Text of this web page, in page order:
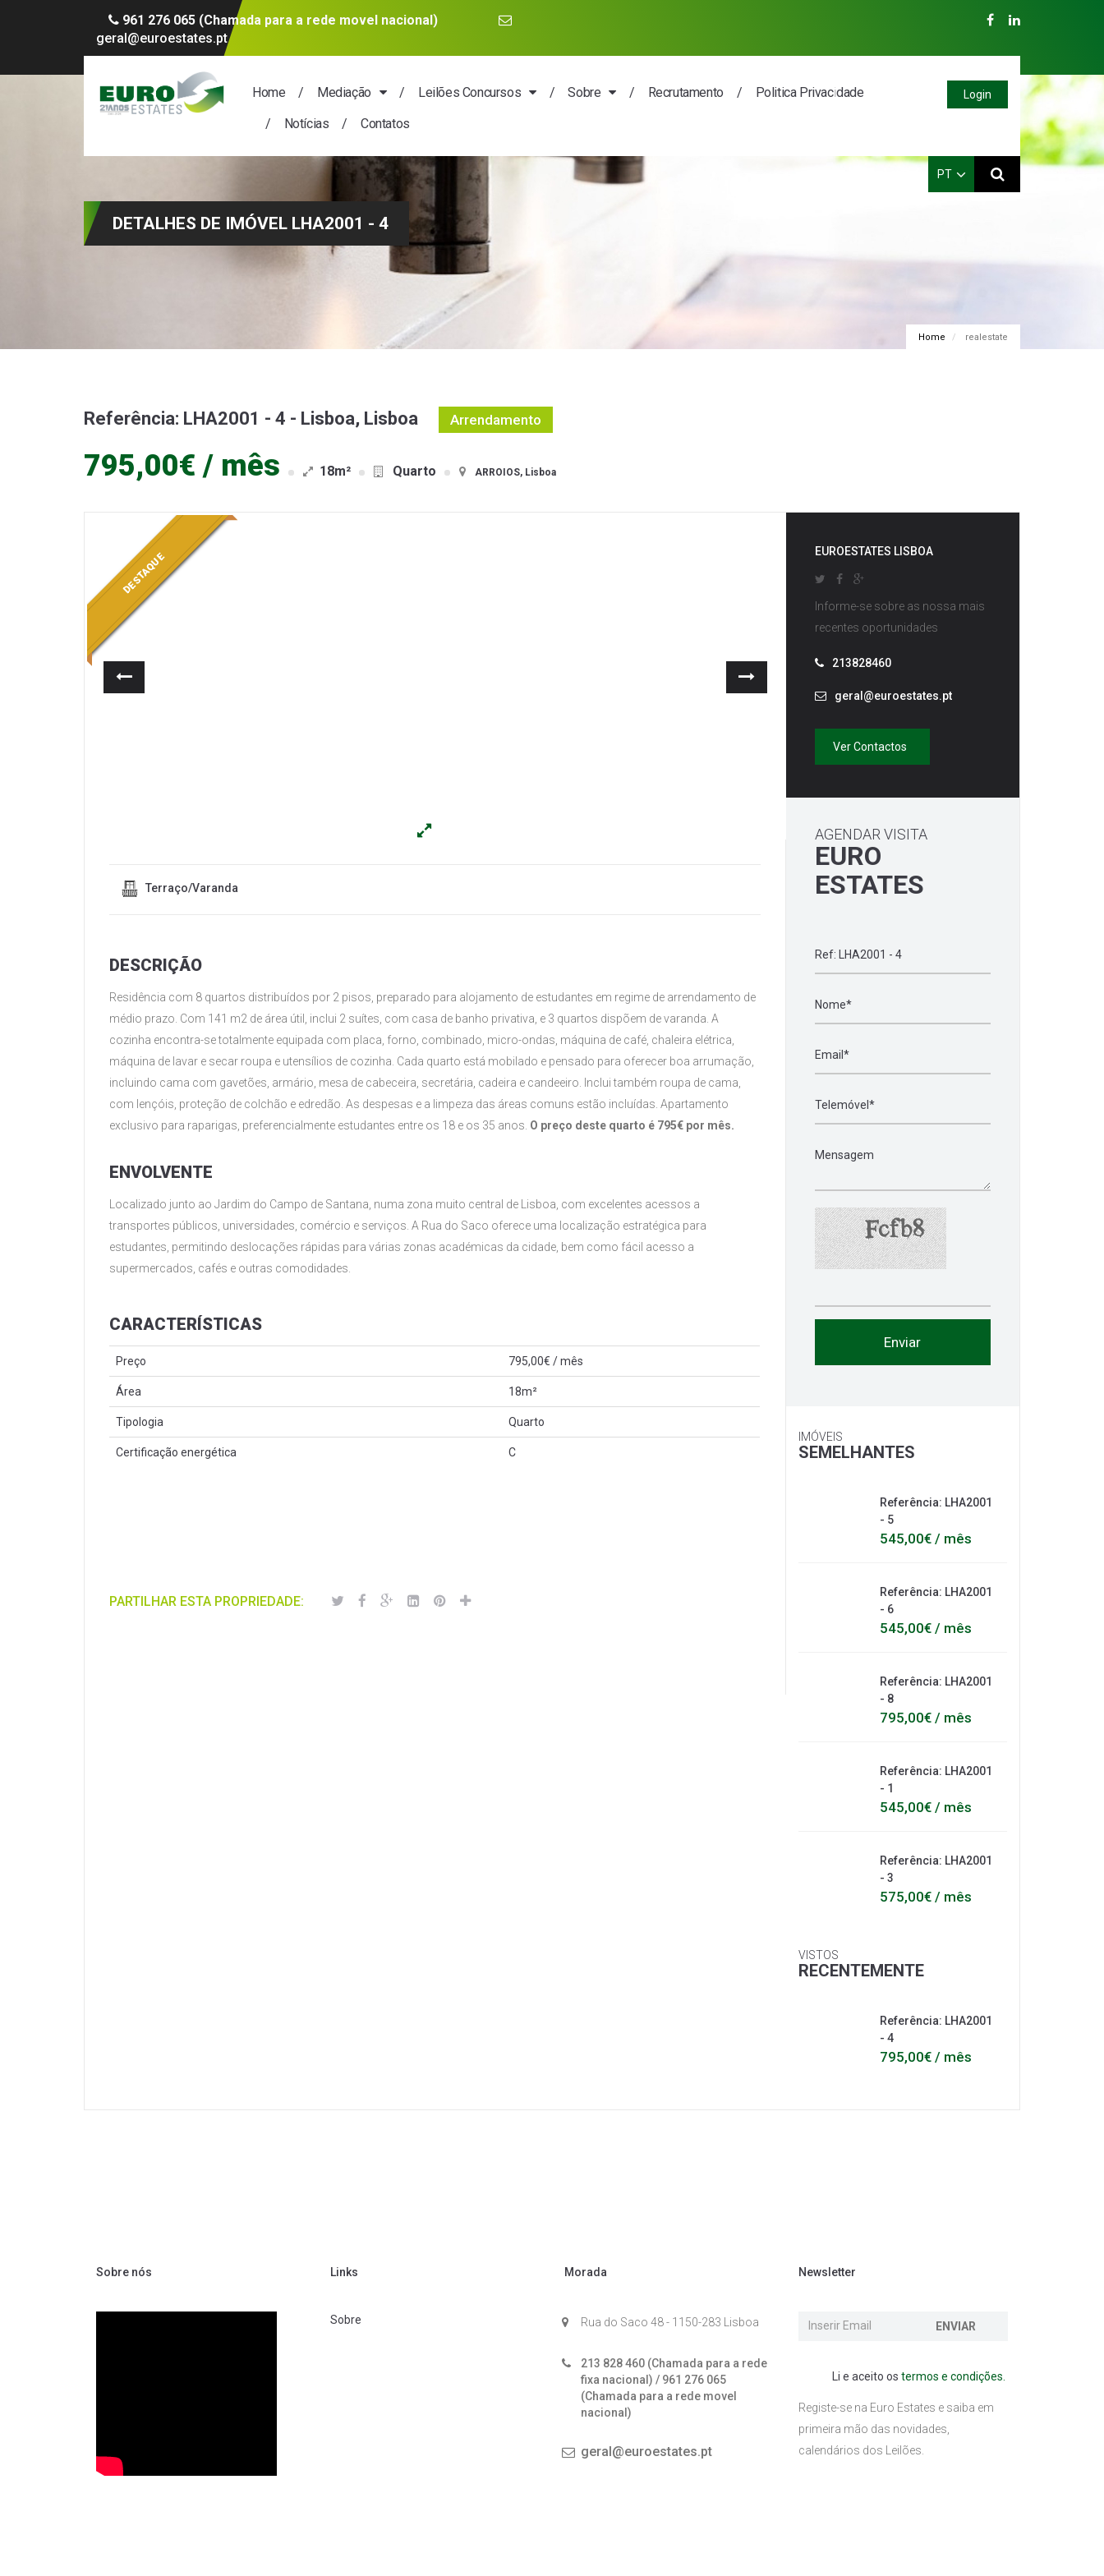
961 276 065 (Chamada para a rede movel nacional)
geral@euroestates.pt
Home Mediação Leilões Concursos Sobre Recrutamento
Politica Privacidade
Notícias
Contatos
Login
PT
Home realestate
DETALHES DE IMÓVEL LHA2001 - 4
Referência: LHA2001 - 4 - Lisboa, Lisboa Arrendamento
795,00€ / mês 18m² Quarto ARROIOS, Lisboa
DESTAQUE
Anterior Seguinte
Terraço/Varanda
DESCRIÇÃO
Residência com 8 quartos distribuídos por 2 pisos, preparado para alojamento de estudantes em regime de arrendamento de
médio prazo. Com 141 m2 de área útil, inclui 2 suítes, com casa de banho privativa, e 3 quartos dispõem de varanda. A
cozinha encontra-se totalmente equipada com placa, forno, combinado, micro-ondas, máquina de café, chaleira elétrica,
máquina de lavar e secar roupa e utensílios de cozinha. Cada quarto está mobilado e pensado para oferecer boa arrumação,
incluindo cama com gavetões, armário, mesa de cabeceira, secretária, cadeira e candeeiro. Inclui também roupa de cama,
com lençóis, proteção de colchão e edredão. As despesas e a limpeza das áreas comuns estão incluídas. Apartamento
exclusivo para raparigas, preferencialmente estudantes entre os 18 e os 35 anos. O preço deste quarto é 795€ por mês.
ENVOLVENTE
Localizado junto ao Jardim do Campo de Santana, numa zona muito central de Lisboa, com excelentes acessos a
transportes públicos, universidades, comércio e serviços. A Rua do Saco oferece uma localização estratégica para
estudantes, permitindo deslocações rápidas para várias zonas académicas da cidade, bem como fácil acesso a
supermercados, cafés e outras comodidades.
CARACTERÍSTICAS
Preço 795,00€ / mês
Área 18m²
Tipologia Quarto
Certificação energética C
PARTILHAR ESTA PROPRIEDADE:
EUROESTATES LISBOA
Informe-se sobre as nossa mais
recentes oportunidades
213828460
geral@euroestates.pt
Ver Contactos
AGENDAR VISITA
EURO
ESTATES
IMÓVEIS
SEMELHANTES
Referência: LHA2001
- 5
545,00€ / mês
Referência: LHA2001
- 6
545,00€ / mês
Referência: LHA2001
- 8
795,00€ / mês
Referência: LHA2001
- 1
545,00€ / mês
Referência: LHA2001
- 3
575,00€ / mês
VISTOS
RECENTEMENTE
Referência: LHA2001
- 4
795,00€ / mês
Sobre nós Links
Sobre
Morada
Rua do Saco 48 - 1150-283 Lisboa
213 828 460 (Chamada para a rede
fixa nacional) / 961 276 065
(Chamada para a rede movel
nacional)
geral@euroestates.pt
Newsletter
ENVIAR
Li e aceito os termos e condições.
Registe-se na Euro Estates e saiba em
primeira mão das novidades,
calendários dos Leilões.